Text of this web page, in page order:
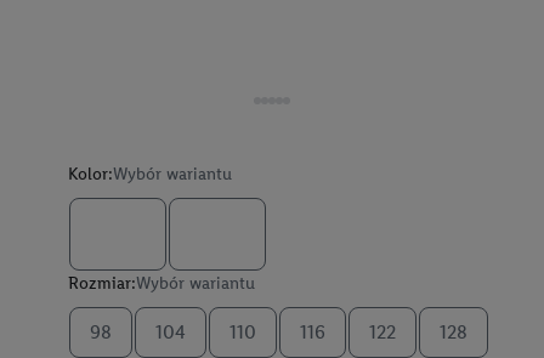
Kolor:Wybór wariantu
Rozmiar:Wybór wariantu
98 104 110 116 122 128